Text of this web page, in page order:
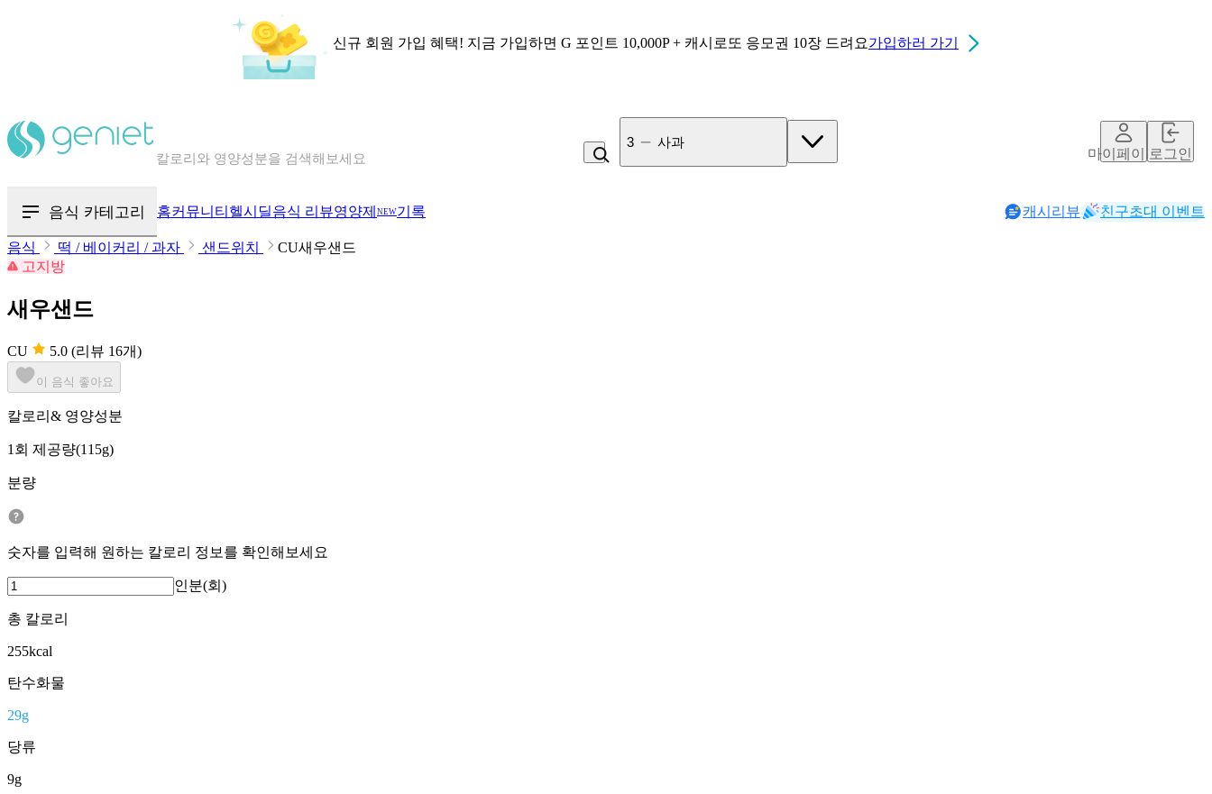
신규 회원 가입 혜택! 지금 가입하면 G 포인트 10,000P + 캐시로또 응모권 10장 드려요가입하러 가기
칼로리와 영양성분을 검색해보세요
4 비_플레인 쿽
마이페이지로그인
음식 카테고리 홈커뮤니티 헬시딜음식 리뷰영양제 NEW기록 캐시리뷰 친구초대 이벤트
음식 떡 / 베이커리 / 과자 샌드위치
CU새우샌드
고지방
새우샌드
CU 5.0 (리뷰 16개)
이 음식 좋아요
칼로리& 영양성분
1회 제공량(115g)
분량
숫자를 입력해 원하는 칼로리 정보를 확인해보세요
인분(회)
총 칼로리
255kcal
탄수화물
29g
당류
9g